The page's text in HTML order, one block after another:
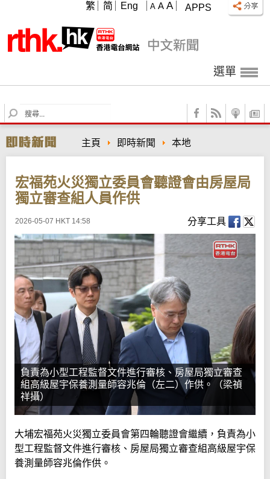
APPS
A A A
繁 简 Eng
選單
S
e
r
c
主頁 即時新聞 本地
宏福苑火災獨立委員會聽證會由房屋局
獨立審查組人員作供
2026-05-07 HKT 14:58 分享工具
負責為小型工程監督文件進行審核、房屋局獨立審查
組高級屋宇保養測量師容兆倫（左二）作供。（梁禎
祥攝）
大埔宏福苑火災獨立委員會第四輪聽證會繼續，負責為小
型工程監督文件進行審核、房屋局獨立審查組高級屋宇保
養測量師容兆倫作供。